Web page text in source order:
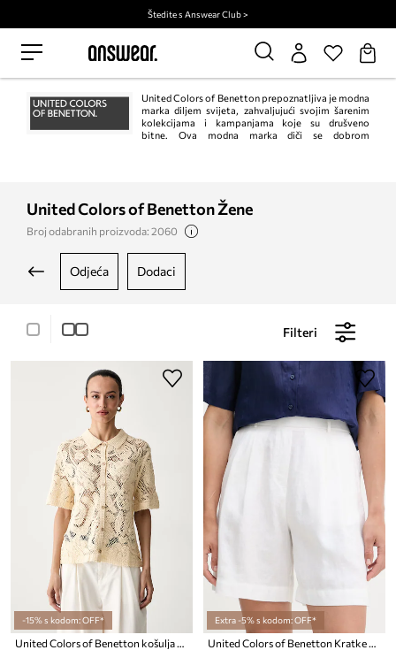
Štedite s Answear Club >
United Colors of Benetton prepoznatljiva je modna
marka diljem svijeta, zahvaljujući svojim šarenim
kolekcijama i kampanjama koje su drušveno
bitne. Ova modna marka diči se dobrom
United Colors of Benetton Žene
Broj odabranih proizvoda: 2060
odjeća dodaci
Filteri
-15% s kodom: OFF*
United Colors of Benetton košulja za žene s otvorima
Extra -5% s kodom: OFF*
United Colors of Benetton Kratke hlače za žene od lana